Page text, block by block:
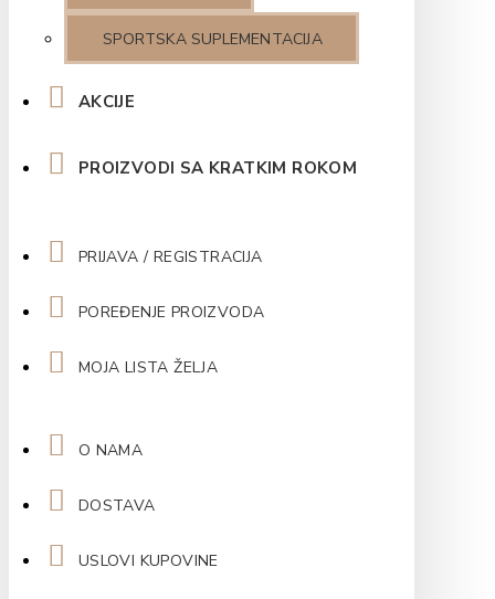
SPORTSKA SUPLEMENTACIJA
AKCIJE
PROIZVODI SA KRATKIM ROKOM
PRIJAVA / REGISTRACIJA
POREĐENJE PROIZVODA
MOJA LISTA ŽELJA
O NAMA
DOSTAVA
USLOVI KUPOVINE